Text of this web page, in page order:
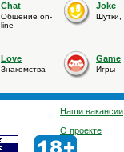
Chat
Общение on-
line
Joke
Love
Знакомства
Game
Игры
Наши вакансии
О проекте